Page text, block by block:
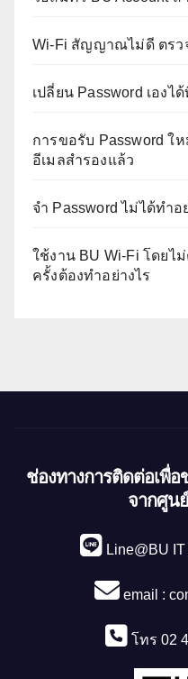
Wi-Fi สัญญาณไม่ดี ตรว
เปลี่ยน Password เองไ
การขอรับ Password ใ
อีเมลสำรองแล้ว
จำ Password ไม่ได้ทำอ
ใช้งาน BU Wi-Fi โดยไ
ครั้งต้องทำอย่างไร
ช่องทางการติดต่อเพื่
จากศูน
Line@BU
email :
โทร 02